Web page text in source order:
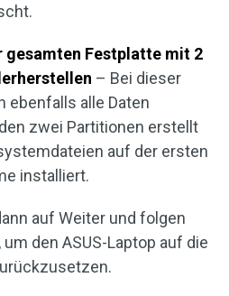
gesamten Festplatte mit 2
– Bei dieser
ebenfalls alle Daten
zwei Partitionen erstellt
auf der ersten
installiert.
auf Weiter und folgen
den ASUS-Laptop auf die